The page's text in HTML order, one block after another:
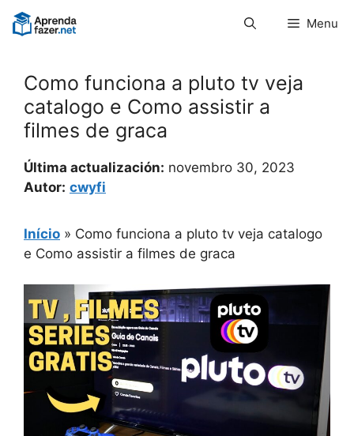
Pular
para
Menu
Como funciona a pluto tv veja
catalogo e Como assistir a
filmes de graca
Última actualización: novembro 30, 2023
Autor: cwyfi
Início » Como funciona a pluto tv veja catalogo
e Como assistir a filmes de graca